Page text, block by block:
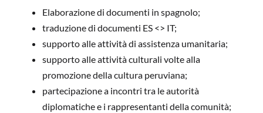
Elaborazione di documenti in spagnolo;
traduzione di documenti ES <> IT;
supporto alle attività di assistenza umanitaria;
supporto alle attività culturali volte alla
promozione della cultura peruviana;
partecipazione a incontri tra le autorità
diplomatiche e i rappresentanti della comunità;